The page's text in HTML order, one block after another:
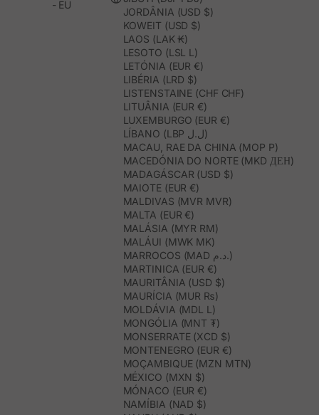
JORDÂNIA (USD $)
KOWEIT (USD $)
LAOS (LAK ₭)
LESOTO (LSL L)
LETÓNIA (EUR €)
LIBÉRIA (LRD $)
LISTENSTAINE (CHF CHF)
LITUÂNIA (EUR €)
LUXEMBURGO (EUR €)
LÍBANO (LBP ل.ل)
MACAU, RAE DA CHINA (MOP P)
MACEDÓNIA DO NORTE (MKD ДЕН)
MADAGÁSCAR (USD $)
MAIOTE (EUR €)
MALDIVAS (MVR MVR)
MALTA (EUR €)
MALÁSIA (MYR RM)
MALÁUI (MWK MK)
MARROCOS (MAD د.م.)
MARTINICA (EUR €)
MAURITÂNIA (USD $)
MAURÍCIA (MUR ₨)
MOLDÁVIA (MDL L)
MONGÓLIA (MNT ₮)
MONSERRATE (XCD $)
MONTENEGRO (EUR €)
MOÇAMBIQUE (MZN MTN)
MÉXICO (MXN $)
MÓNACO (EUR €)
NAMÍBIA (NAD $)
- EU